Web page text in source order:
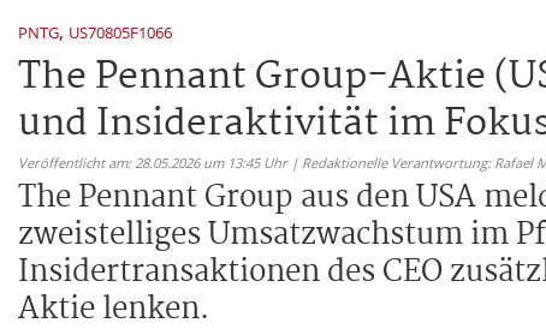
PNTG, US70805F1066
The Pennant Group-Aktie
und Insideraktivität im
Veröffentlicht am: 28.05.2026 um 13:45 Uhr | Redaktionelle Verantwortung: Rafael
The Pennant Group aus den USA
zweistelliges Umsatzwachstum im
Insidertransaktionen des CEO
Aktie lenken.